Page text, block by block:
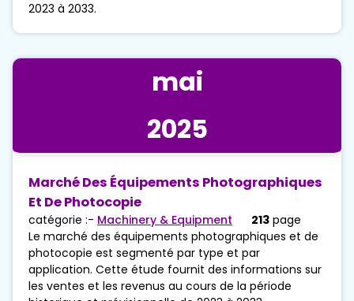
2023 à 2033.
mai
2025
Marché Des Équipements Photographiques
Et De Photocopie
catégorie :- Machinery & Equipment 213 page
Le marché des équipements photographiques et de
photocopie est segmenté par type et par
application. Cette étude fournit des informations sur
les ventes et les revenus au cours de la période